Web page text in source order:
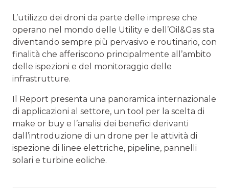
L’utilizzo dei droni da parte delle imprese che
operano nel mondo delle Utility e dell’Oil&Gas sta
diventando sempre più pervasivo e routinario, con
finalità che afferiscono principalmente all’ambito
delle ispezioni e del monitoraggio delle
infrastrutture.
Il Report presenta una panoramica internazionale
di applicazioni al settore, un tool per la scelta di
make or buy e l’analisi dei benefici derivanti
dall’introduzione di un drone per le attività di
ispezione di linee elettriche, pipeline, pannelli
solari e turbine eoliche.